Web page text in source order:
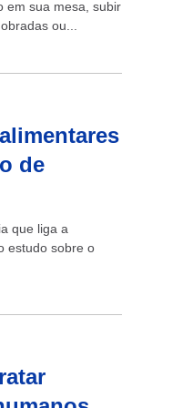
em sua mesa, subir
ou...
de
que liga a
estudo sobre o